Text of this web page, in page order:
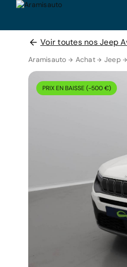
Voir toutes nos Jeep
Aramisauto Achat Jeep
PRIX EN BAISSE (-500 €)